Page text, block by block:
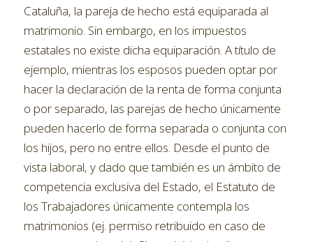
Cataluña, la pareja de hecho está equiparada al
matrimonio. Sin embargo, en los impuestos
estatales no existe dicha equiparación. A título de
ejemplo, mientras los esposos pueden optar por
hacer la declaración de la renta de forma conjunta
o por separado, las parejas de hecho únicamente
pueden hacerlo de forma separada o conjunta con
los hijos, pero no entre ellos. Desde el punto de
vista laboral, y dado que también es un ámbito de
competencia exclusiva del Estado, el Estatuto de
los Trabajadores únicamente contempla los
matrimonios (ej. permiso retribuido en caso de